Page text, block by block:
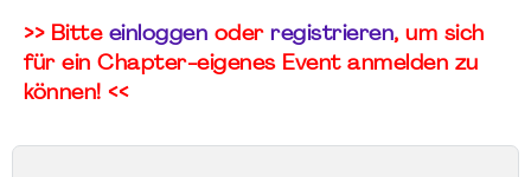
>> Bitte einloggen oder registrieren, um sich
für ein Chapter-eigenes Event anmelden zu
können! <<